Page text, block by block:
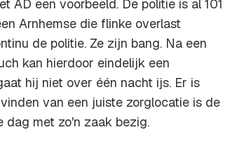
AD een voorbeeld. De politie is al 101
Arnhemse die flinke overlast
de politie. Ze zijn bang. Na een
kan hierdoor eindelijk een
hij niet over één nacht ijs. Er is
van een juiste zorglocatie is de
dag met zo'n zaak bezig.